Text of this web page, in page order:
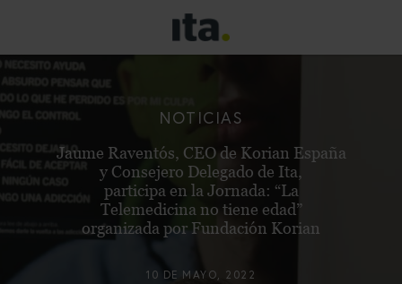
NOTICIAS
Jaume Raventós, CEO de Korian España
y Consejero Delegado de Ita,
participa en la Jornada: “La
Telemedicina no tiene edad”
organizada por Fundación Korian
10 DE MAYO, 2022